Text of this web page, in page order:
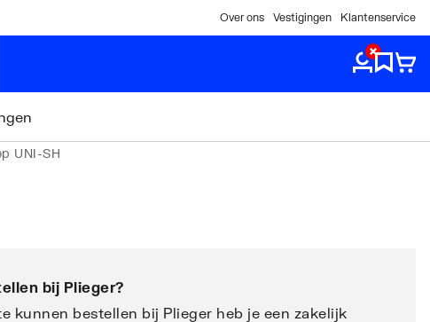
Over ons Vestigingen Klantenservice
UNI-SH
bij Plieger?
kunnen bestellen bij Plieger heb je een zakelijk